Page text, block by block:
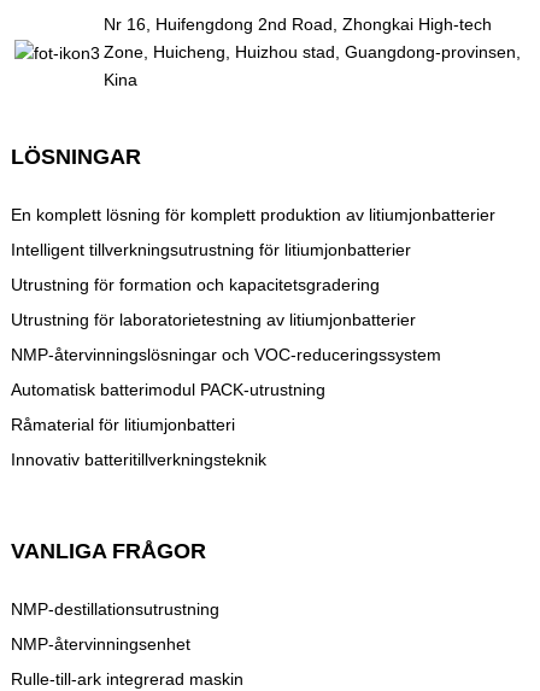
Nr 16, Huifengdong 2nd Road, Zhongkai High-tech
Zone, Huicheng, Huizhou stad, Guangdong-provinsen,
Kina
LÖSNINGAR
En komplett lösning för komplett produktion av litiumjonbatterier
Intelligent tillverkningsutrustning för litiumjonbatterier
Utrustning för formation och kapacitetsgradering
Utrustning för laboratorietestning av litiumjonbatterier
NMP-återvinningslösningar och VOC-reduceringssystem
Automatisk batterimodul PACK-utrustning
Råmaterial för litiumjonbatteri
Innovativ batteritillverkningsteknik
VANLIGA FRÅGOR
NMP-destillationsutrustning
NMP-återvinningsenhet
Rulle-till-ark integrerad maskin